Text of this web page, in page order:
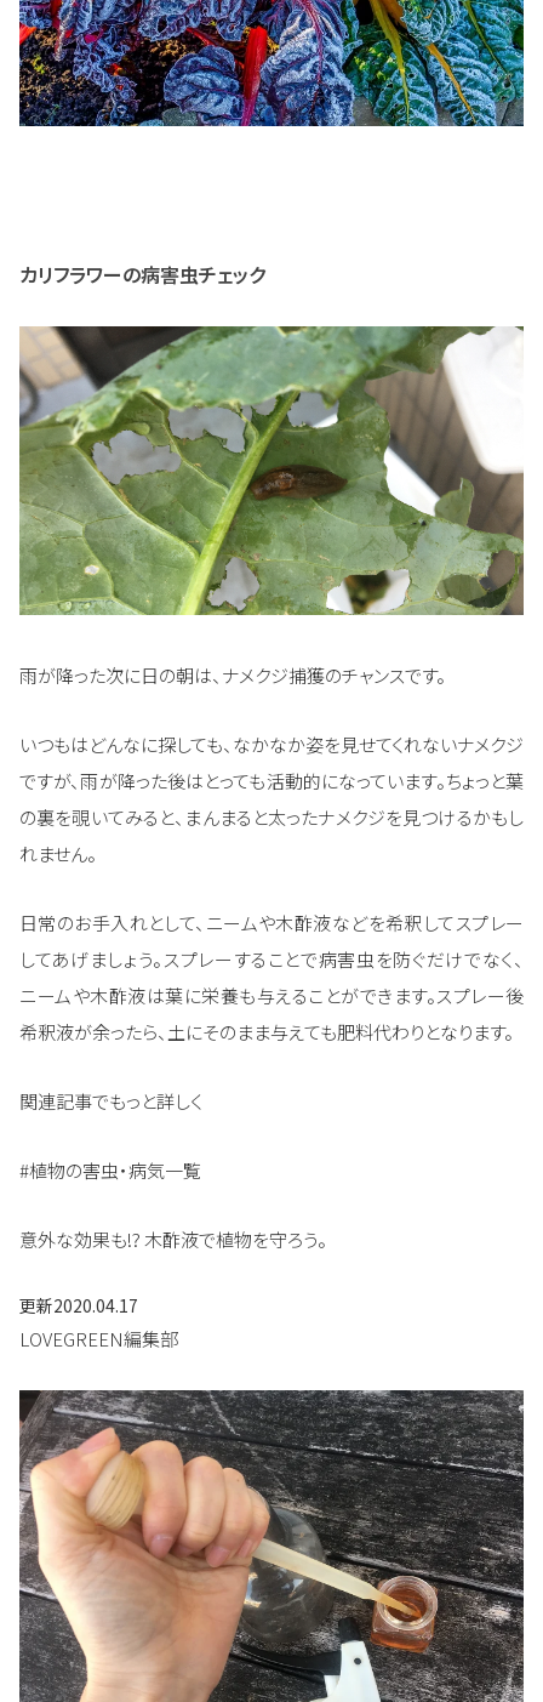
カリフラワーの病害虫チェック
雨が降った次に日の朝は、ナメクジ捕獲のチャンスです。
いつもはどんなに探しても、なかなか姿を見せてくれないナメクジ
ですが、雨が降った後はとっても活動的になっています。ちょっと葉
の裏を覗いてみると、まんまると太ったナメクジを見つけるかもし
れません。
日常のお手入れとして、ニームや木酢液などを希釈してスプレー
してあげましょう。スプレーすることで病害虫を防ぐだけでなく、
ニームや木酢液は葉に栄養も与えることができます。スプレー後
希釈液が余ったら、土にそのまま与えても肥料代わりとなります。
関連記事でもっと詳しく
#植物の害虫・病気一覧
意外な効果も!? 木酢液で植物を守ろう。
更新2020.04.17
LOVEGREEN編集部